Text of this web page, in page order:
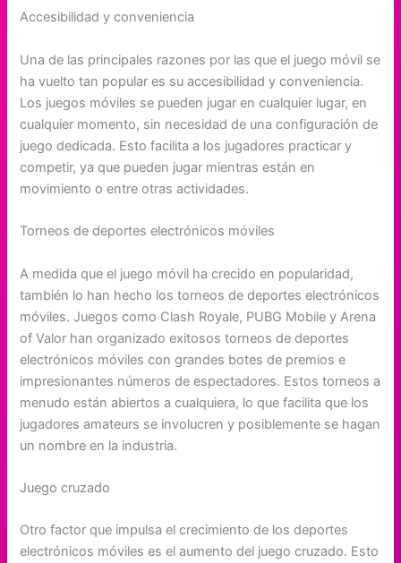
Accesibilidad y conveniencia
Una de las principales razones por las que el juego móvil se
ha vuelto tan popular es su accesibilidad y conveniencia.
Los juegos móviles se pueden jugar en cualquier lugar, en
cualquier momento, sin necesidad de una configuración de
juego dedicada. Esto facilita a los jugadores practicar y
competir, ya que pueden jugar mientras están en
movimiento o entre otras actividades.
Torneos de deportes electrónicos móviles
A medida que el juego móvil ha crecido en popularidad,
también lo han hecho los torneos de deportes electrónicos
móviles. Juegos como Clash Royale, PUBG Mobile y Arena
of Valor han organizado exitosos torneos de deportes
electrónicos móviles con grandes botes de premios e
impresionantes números de espectadores. Estos torneos a
menudo están abiertos a cualquiera, lo que facilita que los
jugadores amateurs se involucren y posiblemente se hagan
un nombre en la industria.
Juego cruzado
Otro factor que impulsa el crecimiento de los deportes
electrónicos móviles es el aumento del juego cruzado. Esto